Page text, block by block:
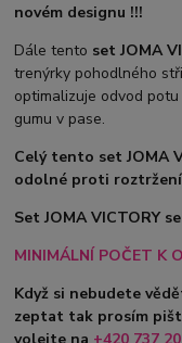
novém designu !!!
Dále tento set JOMA
trenýrky pohodlného
optimalizuje odvod
gumu v pase.
Celý tento set JOMA
odolné proti
Set JOMA VICTORY
MINIMÁLNÍ POČET K
Když si nebudete
zeptat tak prosím